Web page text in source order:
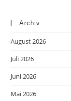
Archiv
August 2026
Juli 2026
Juni 2026
Mai 2026